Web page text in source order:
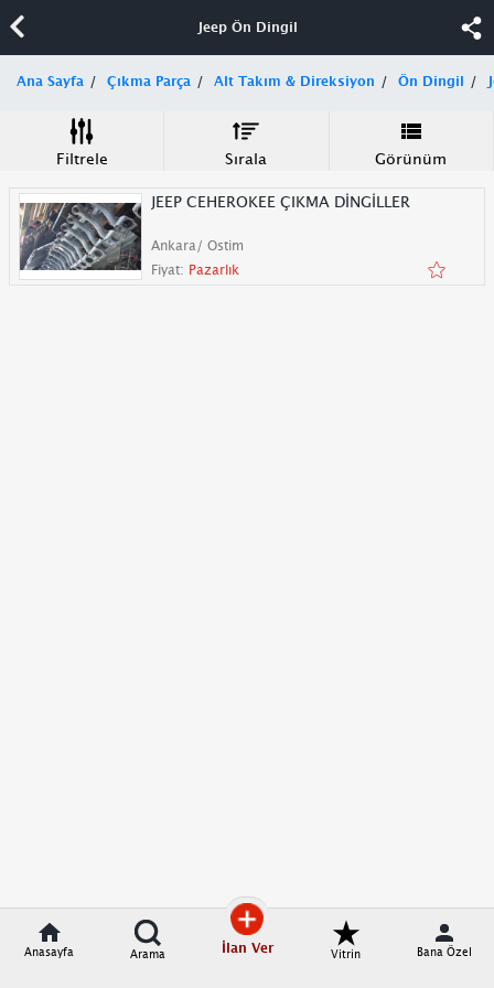
Jeep Ön Dingil
Ana Sayfa Çıkma Parça Alt Takım & Direksiyon Ön Dingil
Filtrele Sırala Görünüm
JEEP CEHEROKEE ÇIKMA DİNGİLLER
Ankara/ Ostim
Fiyat: Pazarlık
Anasayfa Arama İlan Ver Vitrin Bana Özel